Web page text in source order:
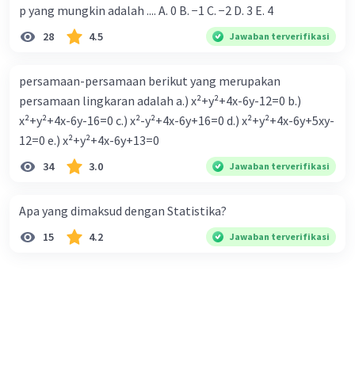
p yang mungkin adalah .... A. 0 B. −1 C. −2 D. 3 E. 4
28 4.5 Jawaban terverifikasi
persamaan-persamaan berikut yang merupakan
persamaan lingkaran adalah a.) x²+y²+4x-6y-12=0 b.)
x²+y²+4x-6y-16=0 c.) x²-y²+4x-6y+16=0 d.) x²+y²+4x-6y+5xy-
12=0 e.) x²+y²+4x-6y+13=0
34 3.0 Jawaban terverifikasi
Apa yang dimaksud dengan Statistika?
15 4.2 Jawaban terverifikasi